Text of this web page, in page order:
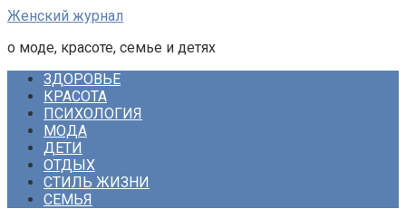
Перейти
контенту
Женский журнал
о моде, красоте, семье и детях
ЗДОРОВЬЕ
КРАСОТА
ПСИХОЛОГИЯ
МОДА
ДЕТИ
ОТДЫХ
СТИЛЬ ЖИЗНИ
СЕМЬЯ